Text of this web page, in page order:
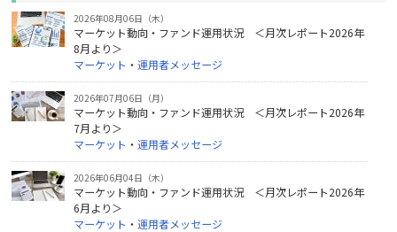
2026年08月06日（木）
マーケット動向・ファンド運用状況 ＜月次レポート2026年
8月より＞
マーケット ・運用者メッセージ
2026年07月06日（月）
マーケット動向・ファンド運用状況 ＜月次レポート2026年
7月より＞
マーケット ・運用者メッセージ
2026年06月04日（木）
マーケット動向・ファンド運用状況 ＜月次レポート2026年
6月より＞
マーケット ・運用者メッセージ